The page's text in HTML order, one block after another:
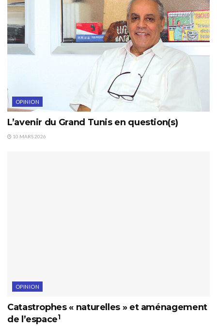
OPINION
L’avenir du Grand Tunis en question(s)
10 MARS 2026
OPINION
Catastrophes « naturelles » et aménagement
de l’espace1